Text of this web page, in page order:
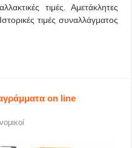
τιμές. Αμετάκλητες
τιμές συναλλάγματος
on line